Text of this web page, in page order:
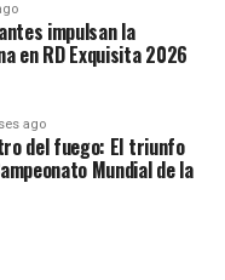
impulsan la
en RD Exquisita 2026
ago
del fuego: El triunfo
Mundial de la